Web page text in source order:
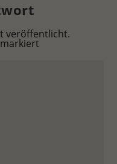
veröffentlicht.
markiert